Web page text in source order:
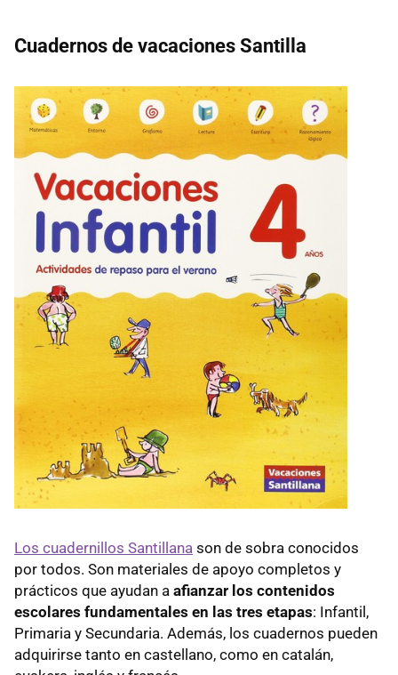
Cuadernos de vacaciones Santilla
Los cuadernillos Santillana son de sobra conocidos
por todos. Son materiales de apoyo completos y
prácticos que ayudan a afianzar los contenidos
escolares fundamentales en las tres etapas: Infantil,
Primaria y Secundaria. Además, los cuadernos pueden
adquirirse tanto en castellano, como en catalán,